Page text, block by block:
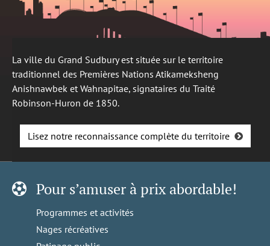
La ville du Grand Sudbury est située sur le territoire
traditionnel des Premières Nations Atikameksheng
Anishnawbek et Wahnapitae, signataires du Traité
Robinson-Huron de 1850.
Lisez notre reconnaissance complète du territoire
Pour s’amuser à prix abordable!
Programmes et activités
Nages récréatives